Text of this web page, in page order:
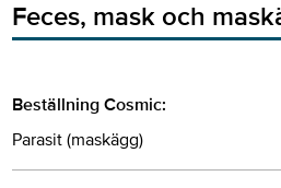
Feces, mask och
Beställning Cosmic:
Parasit (maskägg)